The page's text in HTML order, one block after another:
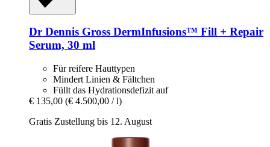
Dr Dennis Gross DermInfusions™ Fill + Repair
Serum, 30 ml
Für reifere Hauttypen
Mindert Linien & Fältchen
Füllt das Hydrationsdefizit auf
€ 135,00 (€ 4.500,00 / l)
Gratis Zustellung bis 12. August